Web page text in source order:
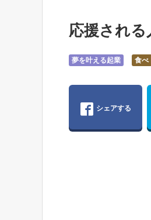
応援される
夢を叶える起業 食べ
シェアする